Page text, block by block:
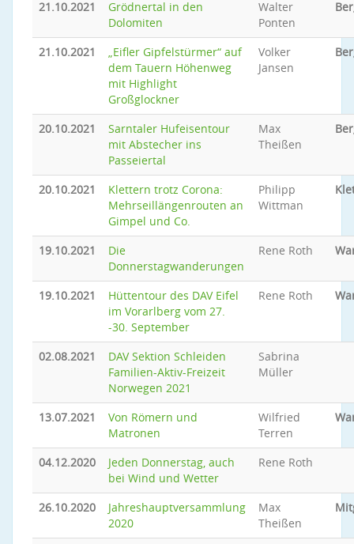
21.10.2021
Grödnertal in den
Dolomiten
Walter
Ponten
21.10.2021
„Eifler Gipfelstürmer“ auf
dem Tauern Höhenweg
mit Highlight
Großglockner
Volker
Jansen
20.10.2021
Sarntaler Hufeisentour
mit Abstecher ins
Passeiertal
Max
Theißen
20.10.2021
Klettern trotz Corona:
Mehrseillängenrouten an
Gimpel und Co.
Philipp
Wittman
19.10.2021
Die
Donnerstagwanderungen
Rene Roth
19.10.2021
Hüttentour des DAV Eifel
im Vorarlberg vom 27.
-30. September
Rene Roth
02.08.2021
DAV Sektion Schleiden
Familien-Aktiv-Freizeit
Norwegen 2021
Sabrina
Müller
13.07.2021
Von Römern und
Matronen
Wilfried
Terren
04.12.2020
Jeden Donnerstag, auch
bei Wind und Wetter
Rene Roth
26.10.2020
Jahreshauptversammlung
2020
Max
Theißen